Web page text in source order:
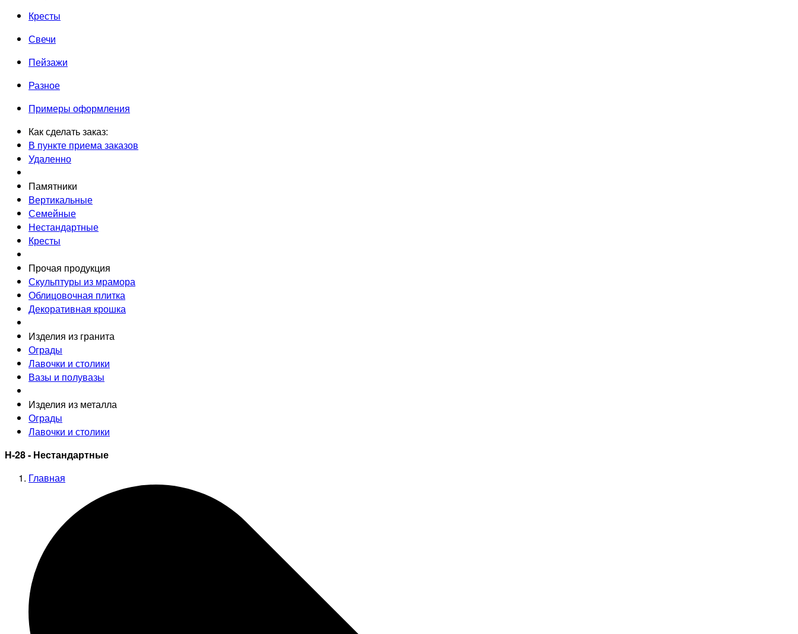
Кресты
Свечи
Пейзажи
Разное
Примеры оформления
Как сделать заказ:
В пункте приема заказов
Удаленно
Памятники
Вертикальные
Семейные
Нестандартные
Кресты
Прочая продукция
Скульптуры из мрамора
Облицовочная плитка
Декоративная крошка
Изделия из гранита
Ограды
Лавочки и столики
Вазы и полувазы
Изделия из металла
Ограды
Лавочки и столики
Н-28 - Нестандартные
Главная